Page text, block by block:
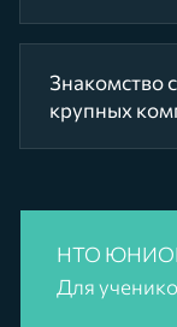
Знакомство
крупных
НТО
Для